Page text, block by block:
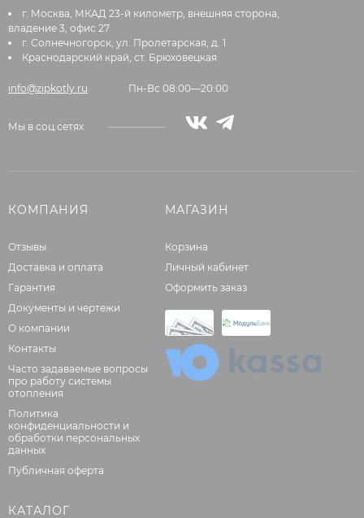
г. Москва, МКАД 23-й километр, внешняя сторона,
владение 3, офис 27
г. Солнечногорск, ул. Пролетарская, д. 1
Краснодарский край, ст. Брюховецкая
info@zipkotly.ru Пн-Вс 08:00—20:00
Мы в соц.сетях
КОМПАНИЯ
Отзывы
Доставка и оплата
Гарантия
Документы и чертежи
О компании
Контакты
Часто задаваемые вопросы
про работу системы
отопления
Политика
конфиденциальности и
обработки персональных
данных
Публичная оферта
МАГАЗИН
Корзина
Личный кабинет
Оформить заказ
КАТАЛОГ